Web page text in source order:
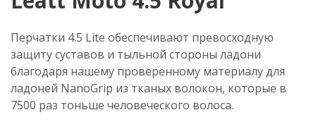
Перчатки 4.5 Lite обеспечивают превосходную
защиту суставов и тыльной стороны ладони
благодаря нашему проверенному материалу для
ладоней NanoGrip из тканых волокон, которые в
7500 раз тоньше человеческого волоса.